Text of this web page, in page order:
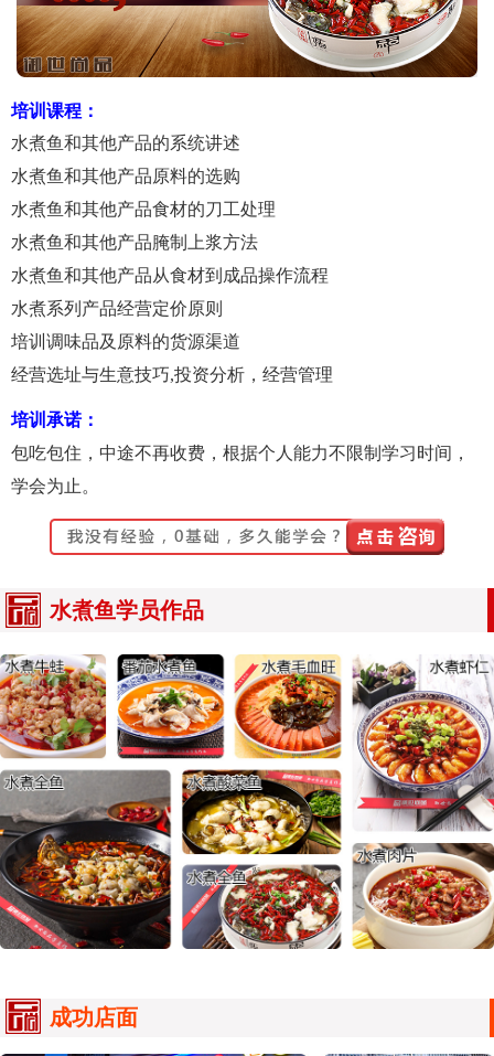
培训课程：
水煮鱼和其他产品的系统讲述
水煮鱼和其他产品原料的选购
水煮鱼和其他产品食材的刀工处理
水煮鱼和其他产品腌制上浆方法
水煮鱼和其他产品从食材到成品操作流程
水煮系列产品经营定价原则
培训调味品及原料的货源渠道
经营选址与生意技巧,投资分析，经营管理
培训承诺：
包吃包住，中途不再收费，根据个人能力不限制学习时间，
学会为止。
水煮鱼学员作品
成功店面